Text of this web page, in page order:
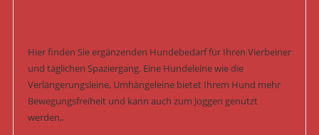
Hier finden Sie ergänzenden Hundebedarf für Ihren Vierbeiner
und täglichen Spaziergang. Eine Hundeleine wie die
Verlängerungsleine, Umhängeleine bietet Ihrem Hund mehr
Bewegungsfreiheit und kann auch zum Joggen genutzt
werden,.